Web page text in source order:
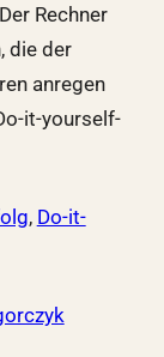
Rechner
die der
anregen
it-yourself-
, Do-it-